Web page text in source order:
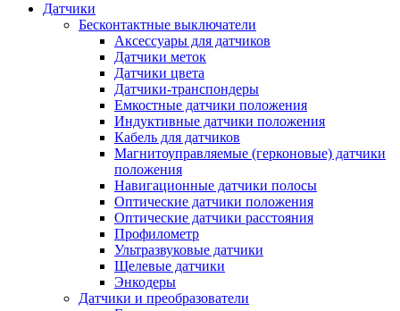
Датчики
Бесконтактные выключатели
Аксессуары для датчиков
Датчики меток
Датчики цвета
Датчики-транспондеры
Емкостные датчики положения
Индуктивные датчики положения
Кабель для датчиков
Магнитоуправляемые (герконовые) датчики
положения
Навигационные датчики полосы
Оптические датчики положения
Оптические датчики расстояния
Профилометр
Ультразвуковые датчики
Щелевые датчики
Энкодеры
Датчики и преобразователи